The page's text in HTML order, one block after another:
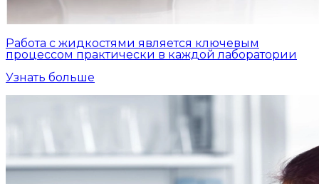
Работа с жидкостями является ключевым
процессом практически в каждой лаборатории
Узнать больше